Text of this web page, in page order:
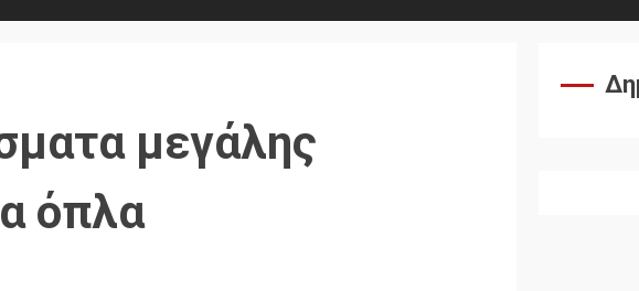
μεγάλης
όπλα